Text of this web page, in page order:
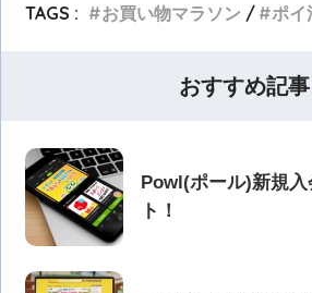
TAGS :
お買い物マラソン ポイ
おすすめ記事
Powl(ポール)新規入
ト！